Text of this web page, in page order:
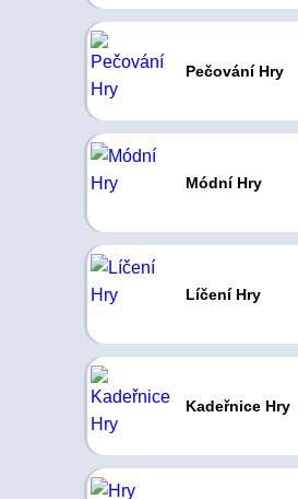
Pečování Hry
Módní Hry
Líčení Hry
Kadeřnice Hry